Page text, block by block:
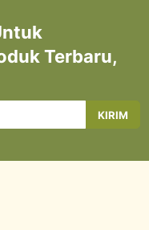
Terbaru,
KIRIM